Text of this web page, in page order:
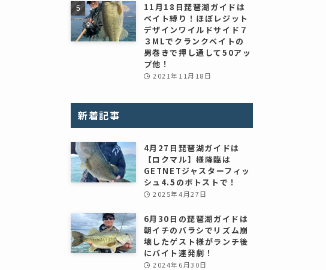
11月18日琵琶湖ガイドは
ベイト縛り！ほぼレジット
デザインワイルドサイド７
３MLでクランクベイトの
男巻きで押し通して50アッ
プ他！
2021年11月18日
新着記事
4月27日琵琶湖ガイドは
【ロクマル】様降臨は
GETNETジャスターフィッ
シュ4.5のボトストで！
2025年4月27日
6月30日の琵琶湖ガイドは
朝イチのバラシでリズム崩
壊したゲスト様がランチ後
にバイト連発劇！
2024年6月30日